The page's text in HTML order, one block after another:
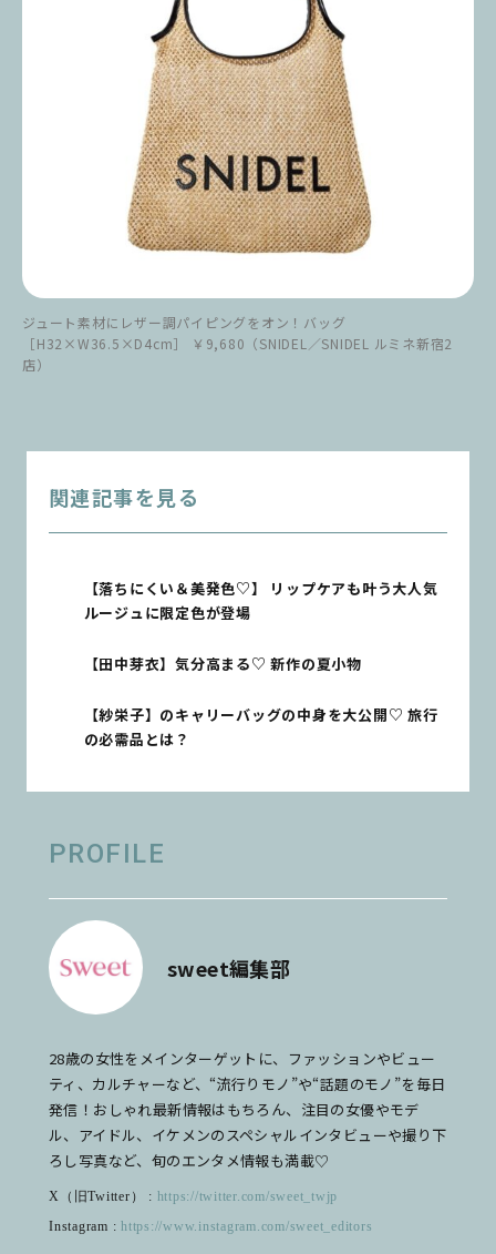
ジュート素材にレザー調パイピングをオン！バッグ
［H32×W36.5×D4cm］ ￥9,680（SNIDEL／SNIDEL ルミネ新宿2
店）
関連記事を見る
【落ちにくい＆美発色♡】 リップケアも叶う大人気
ルージュに限定色が登場
【田中芽衣】気分高まる♡ 新作の夏小物
【紗栄子】のキャリーバッグの中身を大公開♡ 旅行
の必需品とは？
PROFILE
sweet編集部
28歳の女性をメインターゲットに、ファッションやビュー
ティ、カルチャーなど、“流行りモノ”や“話題のモノ”を毎日
発信！おしゃれ最新情報はもちろん、注目の女優やモデ
ル、アイドル、イケメンのスペシャルインタビューや撮り下
ろし写真など、旬のエンタメ情報も満載♡
X（旧Twitter） : https://twitter.com/sweet_twjp
Instagram : https://www.instagram.com/sweet_editors